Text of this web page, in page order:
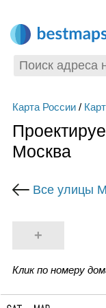
Карта России/
Москва
Все улицы
+
Клик по номеру